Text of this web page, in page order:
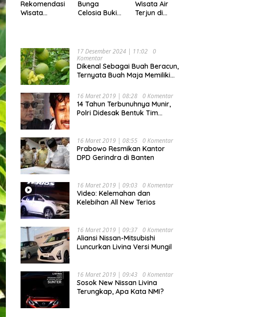
Rekomendasi
Wisata
Healing
Bunga
Celosia Bukit
untuk Liburan
Keluarga
Wisata Air
Terjun di
Panorama
Mempesona
17 Desember 2024 | 11:02
0
Komentar
Dikenal Sebagai Buah Beracun,
Ternyata Buah Maja Memiliki
Kesehatan
16 Maret 2019 | 08:28 0 Komentar
14 Tahun Terbunuhnya Munir,
Polri Didesak Bentuk Tim
16 Maret 2019 | 08:55 0 Komentar
Prabowo Resmikan Kantor
DPD Gerindra di Banten
16 Maret 2019 | 09:03 0 Komentar
Video: Kelemahan dan
Kelebihan All New Terios
16 Maret 2019 | 09:37 0 Komentar
Aliansi Nissan-Mitsubishi
Luncurkan Livina Versi Mungil
16 Maret 2019 | 09:43 0 Komentar
Sosok New Nissan Livina
Terungkap, Apa Kata NMI?